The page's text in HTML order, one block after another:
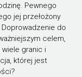
Pewnego
jej przełożony
do
celem,
granic i
której jest